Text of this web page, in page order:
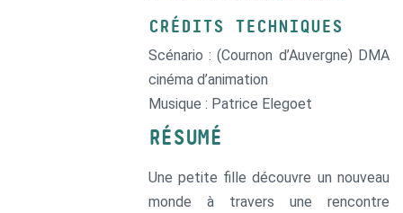
CRÉDITS TECHNIQUES
Scénario : (Cournon d’Auvergne) DMA
cinéma d’animation
Musique : Patrice Elegoet
RÉSUMÉ
Une petite fille découvre un nouveau
monde à travers une rencontre